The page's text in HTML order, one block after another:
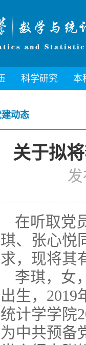
科学研究 本
动态
关于拟
在听取党
琪、张心悦
求，现将其
李琪，女
出生，2019
统计学学院
为中共预备